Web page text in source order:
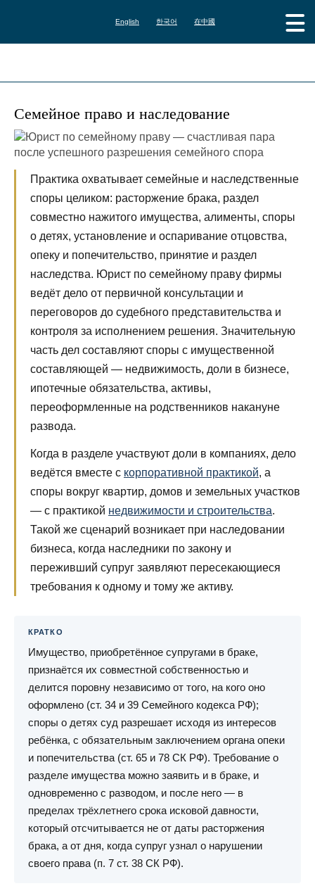
English 한국어 在中國
Семейное право и наследование
Практика охватывает семейные и наследственные
споры целиком: расторжение брака, раздел
совместно нажитого имущества, алименты, споры
о детях, установление и оспаривание отцовства,
опеку и попечительство, принятие и раздел
наследства. Юрист по семейному праву фирмы
ведёт дело от первичной консультации и
переговоров до судебного представительства и
контроля за исполнением решения. Значительную
часть дел составляют споры с имущественной
составляющей — недвижимость, доли в бизнесе,
ипотечные обязательства, активы,
переоформленные на родственников накануне
развода.
Когда в разделе участвуют доли в компаниях, дело
ведётся вместе с корпоративной практикой, а
споры вокруг квартир, домов и земельных участков
— с практикой недвижимости и строительства.
Такой же сценарий возникает при наследовании
бизнеса, когда наследники по закону и
переживший супруг заявляют пересекающиеся
требования к одному и тому же активу.
КРАТКО
Имущество, приобретённое супругами в браке,
признаётся их совместной собственностью и
делится поровну независимо от того, на кого оно
оформлено (ст. 34 и 39 Семейного кодекса РФ);
споры о детях суд разрешает исходя из интересов
ребёнка, с обязательным заключением органа опеки
и попечительства (ст. 65 и 78 СК РФ). Требование о
разделе имущества можно заявить и в браке, и
одновременно с разводом, и после него — в
пределах трёхлетнего срока исковой давности,
который отсчитывается не от даты расторжения
брака, а от дня, когда супруг узнал о нарушении
своего права (п. 7 ст. 38 СК РФ).